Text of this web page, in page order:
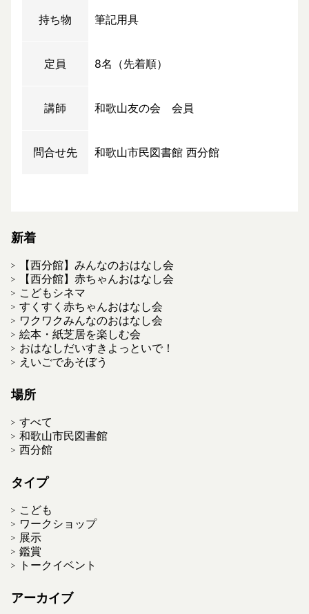
持ち物 筆記用具
定員 8名（先着順）
講師 和歌山友の会 会員
問合せ先 和歌山市民図書館 西分館
新着
【西分館】みんなのおはなし会
【西分館】赤ちゃんおはなし会
こどもシネマ
すくすく赤ちゃんおはなし会
ワクワクみんなのおはなし会
絵本・紙芝居を楽しむ会
おはなしだいすきよっといで！
えいごであそぼう
場所
すべて
和歌山市民図書館
西分館
タイプ
こども
ワークショップ
展示
鑑賞
トークイベント
アーカイブ